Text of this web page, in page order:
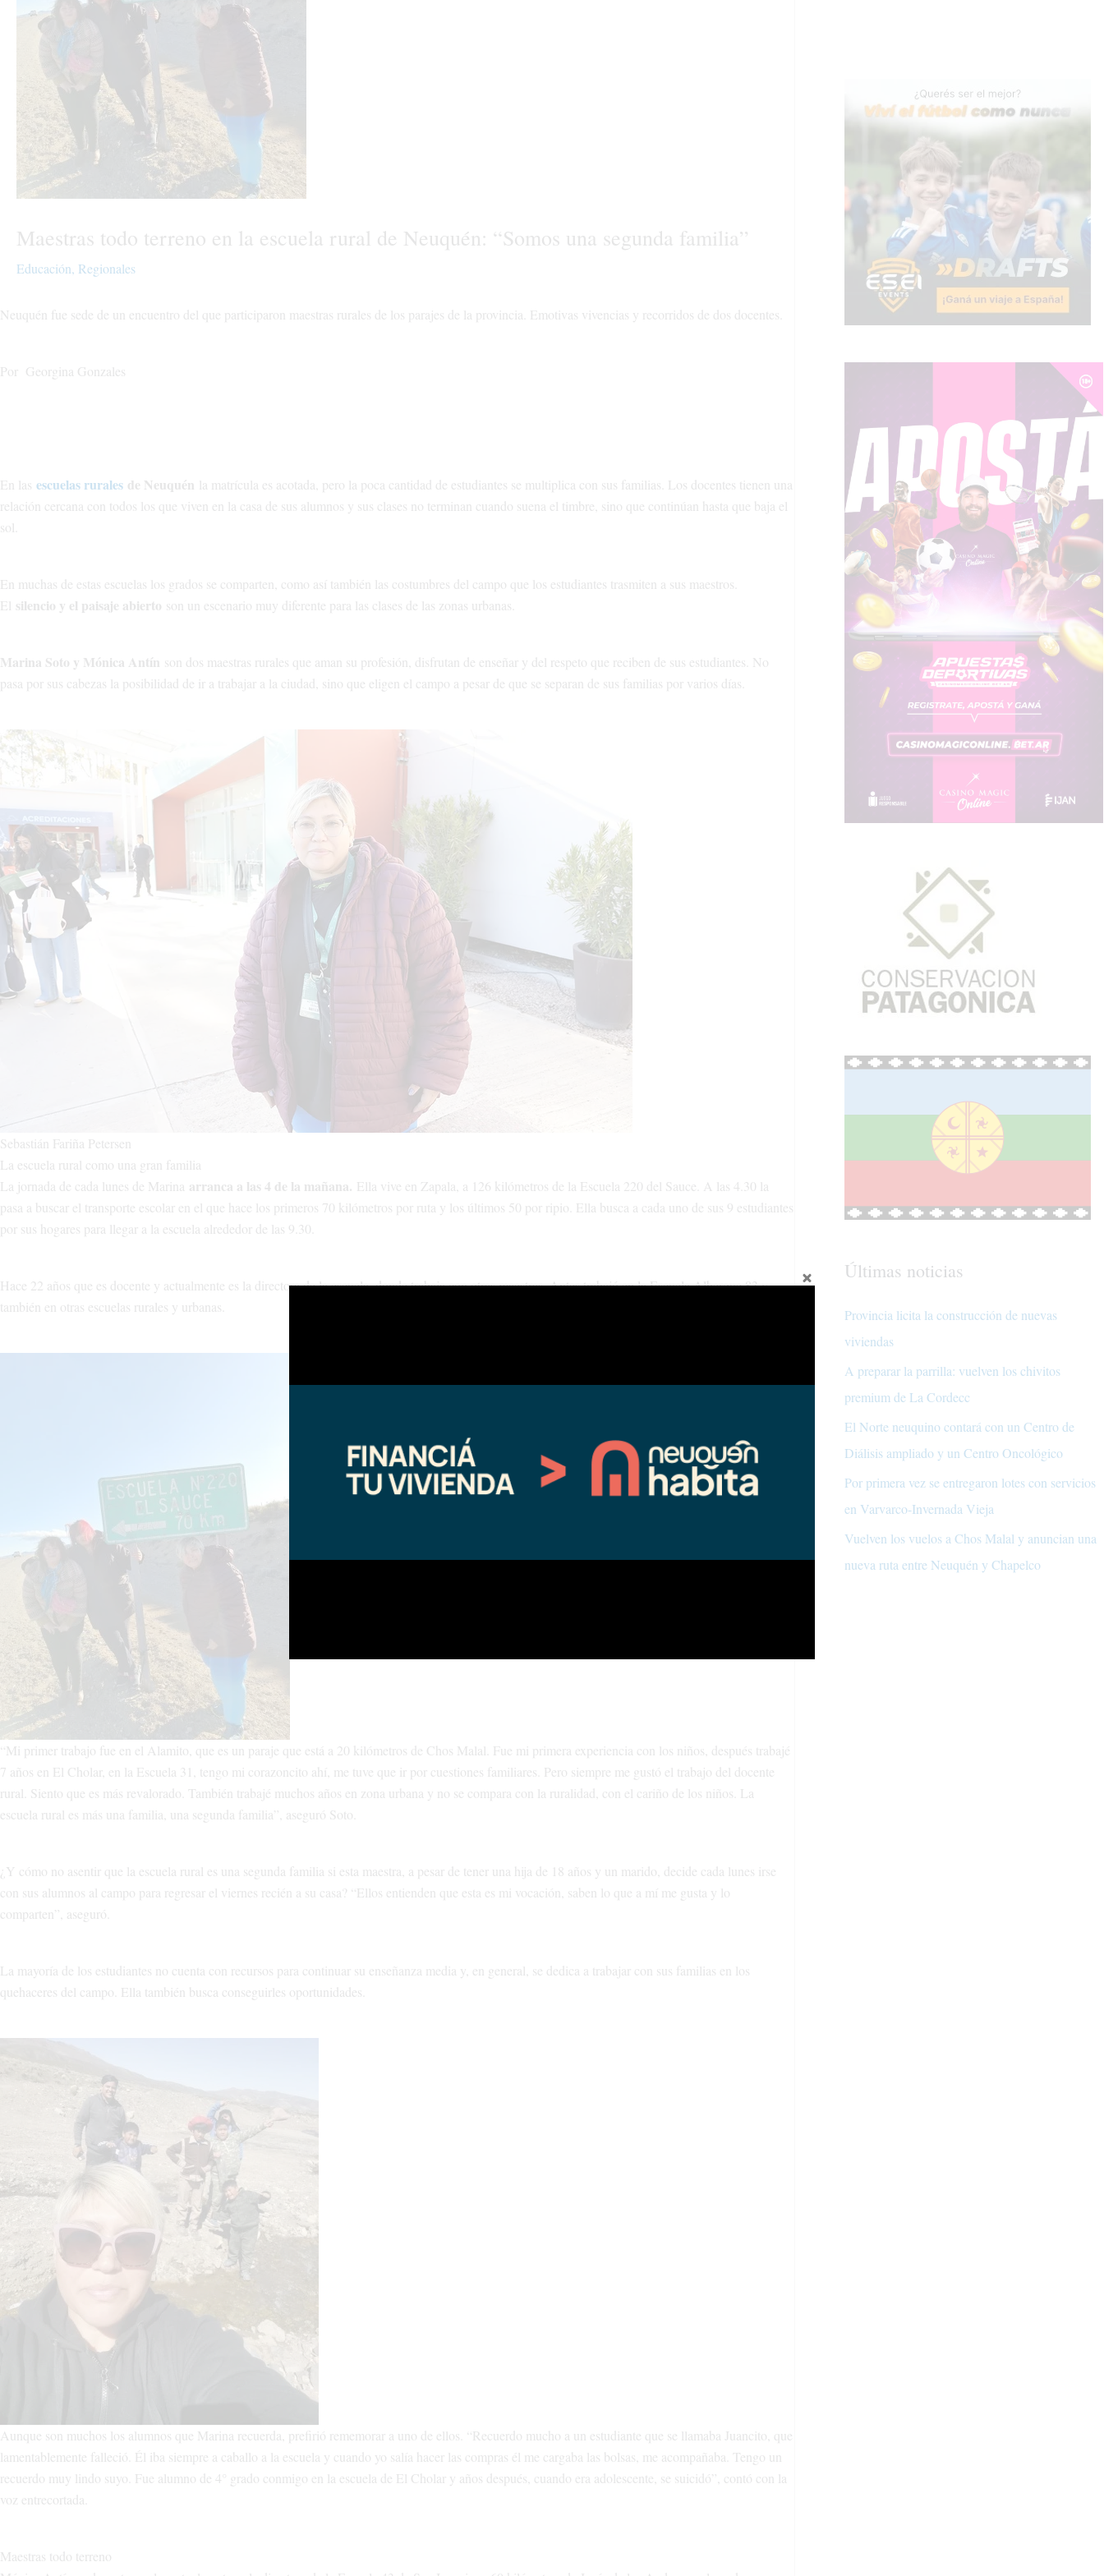
Maestras todo terreno en la escuela rural de Neuquén: “Somos una segunda familia”
Educación, Regionales
Neuquén fue sede de un encuentro del que participaron maestras rurales de los parajes de la provincia. Emotivas vivencias y recorridos de dos docentes.
Por Georgina Gonzales
En las escuelas rurales de Neuquén la matrícula es acotada, pero la poca cantidad de estudiantes se multiplica con sus familias. Los docentes tienen una
relación cercana con todos los que viven en la casa de sus alumnos y sus clases no terminan cuando suena el timbre, sino que continúan hasta que baja el
sol.
En muchas de estas escuelas los grados se comparten, como así también las costumbres del campo que los estudiantes trasmiten a sus maestros.
El silencio y el paisaje abierto son un escenario muy diferente para las clases de las zonas urbanas.
Marina Soto y Mónica Antín son dos maestras rurales que aman su profesión, disfrutan de enseñar y del respeto que reciben de sus estudiantes. No
pasa por sus cabezas la posibilidad de ir a trabajar a la ciudad, sino que eligen el campo a pesar de que se separan de sus familias por varios días.
Sebastián Fariña Petersen
La escuela rural como una gran familia
La jornada de cada lunes de Marina arranca a las 4 de la mañana. Ella vive en Zapala, a 126 kilómetros de la Escuela 220 del Sauce. A las 4.30 la
pasa a buscar el transporte escolar en el que hace los primeros 70 kilómetros por ruta y los últimos 50 por ripio. Ella busca a cada uno de sus 9 estudiantes
por sus hogares para llegar a la escuela alrededor de las 9.30.
Hace 22 años que es docente y actualmente es la directora de la escuela, donde trabaja con otras maestras. Antes trabajó en la Escuela Albergue 83 y
también en otras escuelas rurales y urbanas.
“Mi primer trabajo fue en el Alamito, que es un paraje que está a 20 kilómetros de Chos Malal. Fue mi primera experiencia con los niños, después trabajé
7 años en El Cholar, en la Escuela 31, tengo mi corazoncito ahí, me tuve que ir por cuestiones familiares. Pero siempre me gustó el trabajo del docente
rural. Siento que es más revalorado. También trabajé muchos años en zona urbana y no se compara con la ruralidad, con el cariño de los niños. La
escuela rural es más una familia, una segunda familia”, aseguró Soto.
¿Y cómo no asentir que la escuela rural es una segunda familia si esta maestra, a pesar de tener una hija de 18 años y un marido, decide cada lunes irse
con sus alumnos al campo para regresar el viernes recién a su casa? “Ellos entienden que esta es mi vocación, saben lo que a mí me gusta y lo
comparten”, aseguró.
La mayoría de los estudiantes no cuenta con recursos para continuar su enseñanza media y, en general, se dedica a trabajar con sus familias en los
quehaceres del campo. Ella también busca conseguirles oportunidades.
Aunque son muchos los alumnos que Marina recuerda, prefirió rememorar a uno de ellos. “Recuerdo mucho a un estudiante que se llamaba Juancito, que
lamentablemente falleció. Él iba siempre a caballo a la escuela y cuando yo salía hacer las compras él me cargaba las bolsas, me acompañaba. Tengo un
recuerdo muy lindo suyo. Fue alumno de 4° grado conmigo en la escuela de El Cholar y años después, cuando era adolescente, se suicidó”, contó con la
voz entrecortada.
Maestras todo terreno
Últimas noticias
Provincia licita la construcción de nuevas
viviendas
A preparar la parrilla: vuelven los chivitos
premium de La Cordecc
El Norte neuquino contará con un Centro de
Diálisis ampliado y un Centro Oncológico
Por primera vez se entregaron lotes con servicios
en Varvarco-Invernada Vieja
Vuelven los vuelos a Chos Malal y anuncian una
nueva ruta entre Neuquén y Chapelco